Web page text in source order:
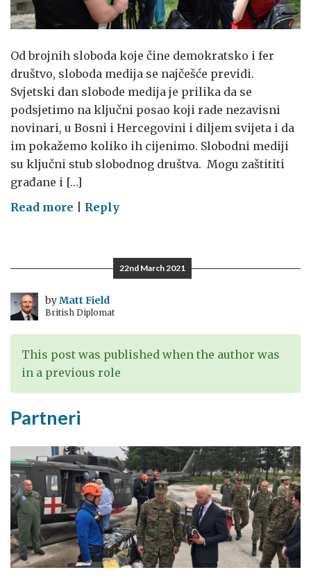
Od brojnih sloboda koje čine demokratsko i fer
društvo, sloboda medija se najčešće previdi.
Svjetski dan slobode medija je prilika da se
podsjetimo na ključni posao koji rade nezavisni
novinari, u Bosni i Hercegovini i diljem svijeta i da
im pokažemo koliko ih cijenimo. Slobodni mediji
su ključni stub slobodnog društva. Mogu zaštititi
građane i […]
Read more onReply
22nd March 2021
byMatt Field
British Diplomat
This post was published when the author was
in a previous role
Partneri